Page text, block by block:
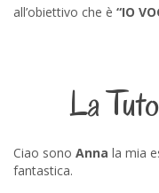
all’obiettivo che è “IO
La
Ciao sono Anna la mia
fantastica.